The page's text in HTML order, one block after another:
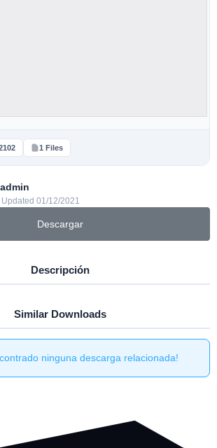
1 Files
01/12/2021
Descargar
Descripción
Similar Downloads
ninguna descarga relacionada!